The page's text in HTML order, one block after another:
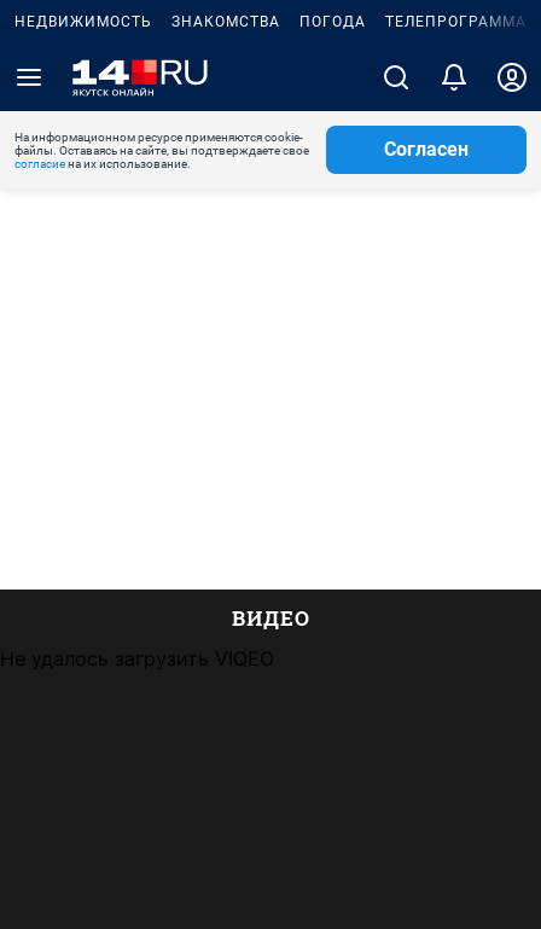
НЕДВИЖИМОСТЬ ЗНАКОМСТВА ПОГОДА ТЕЛЕПРОГРАММА
На информационном ресурсе применяются cookie-
файлы. Оставаясь на сайте, вы подтверждаете свое
согласиена их использование.
Согласен
ВИДЕО
Не удалось загрузить VIQEO